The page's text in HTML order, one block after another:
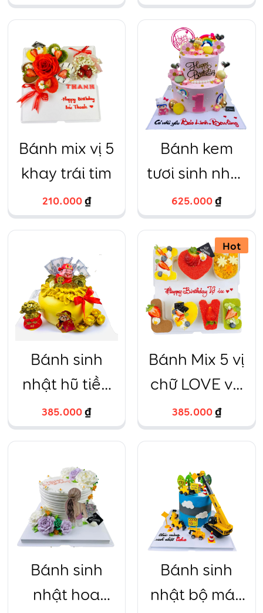
trà xanh
20cm – 69
Bánh mix vị 5
khay trái tim
210.000₫
Bánh kem
tươi sinh nhật
2 tầng trâu
vàng hồng
20cm và
15cm – 15
625.000₫
Bánh sinh
nhật hũ tiền
vàng thần tài
385.000₫
Hot
Bánh Mix 5 vị
chữ LOVE và
I(love)U Trà
xanh, Trứng
leo, Dâu tây,
Sô cô la – Đặc
biệt
385.000₫
Bánh sinh
nhật hoa
Bánh sinh
nhật bộ máy